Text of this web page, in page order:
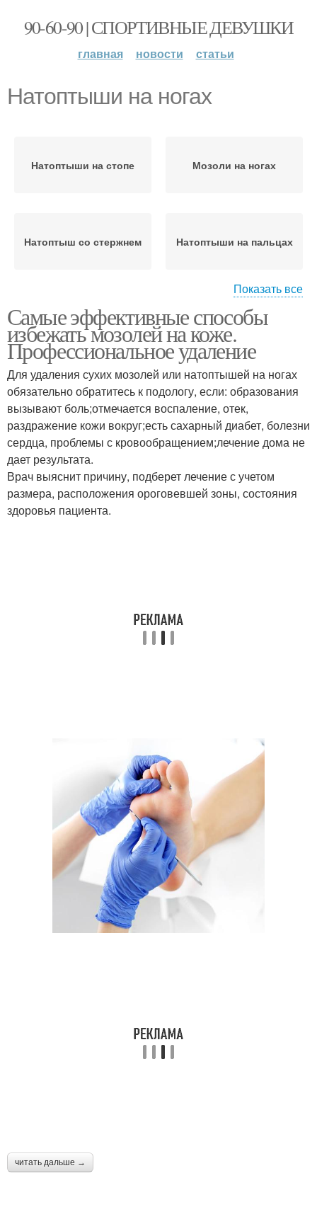
90-60-90 | СПОРТИВНЫЕ ДЕВУШКИ
главная новости статьи
Натоптыши на ногах
Натоптыши на стопе Мозоли на ногах
Натоптыш со стержнем Натоптыши на пальцах
Натоптыши со
стержнем
Показать все
Самые эффективные способы
избежать мозолей на коже.
Профессиональное удаление
Для удаления сухих мозолей или натоптышей на ногах
обязательно обратитесь к подологу, если: образования
вызывают боль;отмечается воспаление, отек,
раздражение кожи вокруг;есть сахарный диабет, болезни
сердца, проблемы с кровообращением;лечение дома не
дает результата.
Врач выяснит причину, подберет лечение с учетом
размера, расположения ороговевшей зоны, состояния
здоровья пациента.
читать дальше →